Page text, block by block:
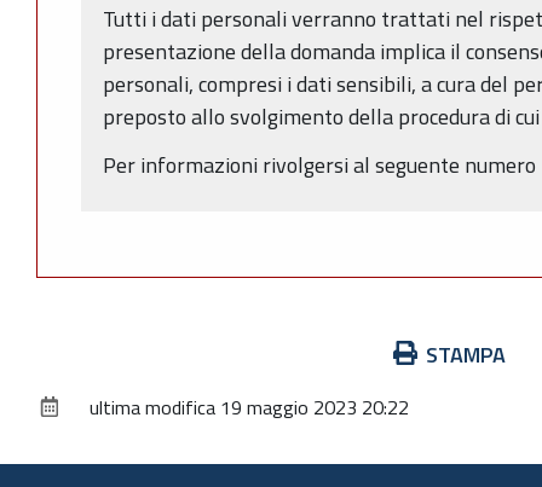
Tutti i dati personali verranno trattati nel
presentazione della domanda implica il
personali, compresi i dati sensibili, a cura del
preposto allo svolgimento della procedura di
Per informazioni rivolgersi al seguente
documento
STAMPA
ultima modifica 19 maggio 2023 20:22